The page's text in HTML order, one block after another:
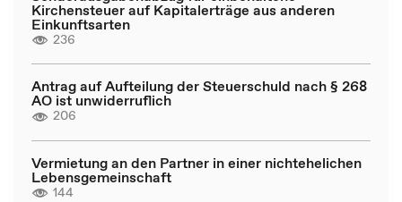
Kirchensteuer auf Kapitalerträge aus anderen
Einkunftsarten
236
Antrag auf Aufteilung der Steuerschuld nach § 268
AO ist unwiderruflich
206
Vermietung an den Partner in einer nichtehelichen
Lebensgemeinschaft
144